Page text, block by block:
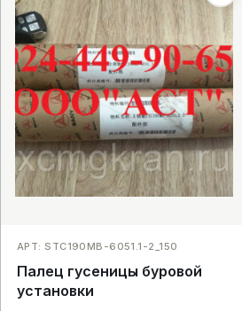
АРТ: STC190MB-6051.1-2_150
Палец гусеницы буровой
установки